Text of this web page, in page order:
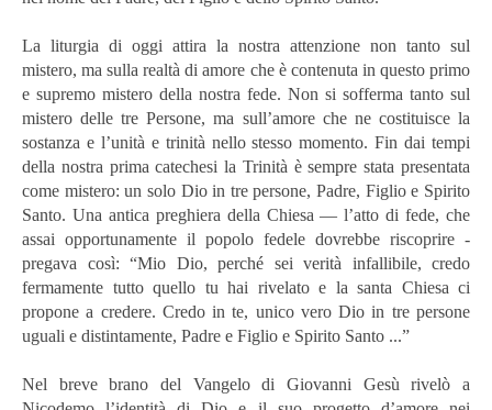
La liturgia di oggi attira la nostra attenzione non tanto sul
mistero, ma sulla realtà di amore che è contenuta in questo primo
e supremo mistero della nostra fede. Non si sofferma tanto sul
mistero delle tre Persone, ma sull’amore che ne costituisce la
sostanza e l’unità e trinità nello stesso momento. Fin dai tempi
della nostra prima catechesi la Trinità è sempre stata presentata
come mistero: un solo Dio in tre persone, Padre, Figlio e Spirito
Santo. Una antica preghiera della Chiesa — l’atto di fede, che
assai opportunamente il popolo fedele dovrebbe riscoprire -
pregava così: “Mio Dio, perché sei verità infallibile, credo
fermamente tutto quello tu hai rivelato e la santa Chiesa ci
propone a credere. Credo in te, unico vero Dio in tre persone
uguali e distintamente, Padre e Figlio e Spirito Santo ...”
Nel breve brano del Vangelo di Giovanni Gesù rivelò a